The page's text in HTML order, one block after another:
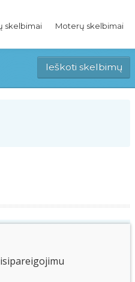
skelbimai Moterų skelbimai